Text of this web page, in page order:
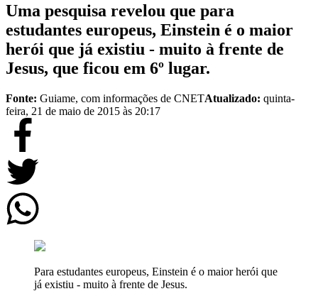
Uma pesquisa revelou que para
estudantes europeus, Einstein é o maior
herói que já existiu - muito à frente de
Jesus, que ficou em 6º lugar.
Fonte: Guiame, com informações de CNETAtualizado: quinta-
feira, 21 de maio de 2015 às 20:17
Para estudantes europeus, Einstein é o maior herói que
já existiu - muito à frente de Jesus.